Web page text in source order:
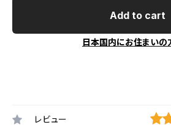
Add to cart
日本国内にお住まいの
レビュー